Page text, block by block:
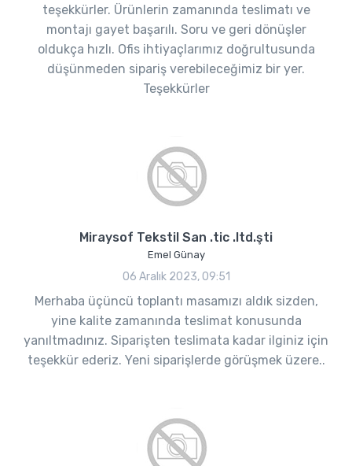
teşekkürler. Ürünlerin zamanında teslimatı ve
montajı gayet başarılı. Soru ve geri dönüşler
oldukça hızlı. Ofis ihtiyaçlarımız doğrultusunda
düşünmeden sipariş verebileceğimiz bir yer.
Teşekkürler
Miraysof Tekstil San .tic .ltd.şti
Emel Günay
06 Aralık 2023, 09:51
Merhaba üçüncü toplantı masamızı aldık sizden,
yine kalite zamanında teslimat konusunda
yanıltmadınız. Siparişten teslimata kadar ilginiz için
teşekkür ederiz. Yeni siparişlerde görüşmek üzere..